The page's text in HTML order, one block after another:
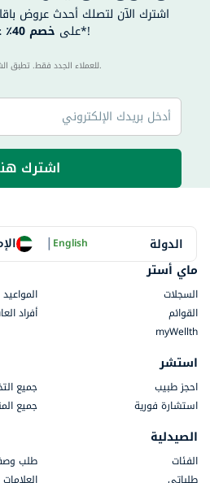
اشترك الآن لتصلك أحدث عروض
على خصم 40٪ على طلبك الأول مباشرةً*!
40 للعملاء الجدد فقط. تطبق الشروط والأحكام.
اشترك
الدولة |English
ماي أستر
السجلات
المواعيد
القوائم
أفراد
myWellth
استشر
احجز طبيب
جميع
استشارة فورية
جميع
الصيدلية
الفئات
طلب